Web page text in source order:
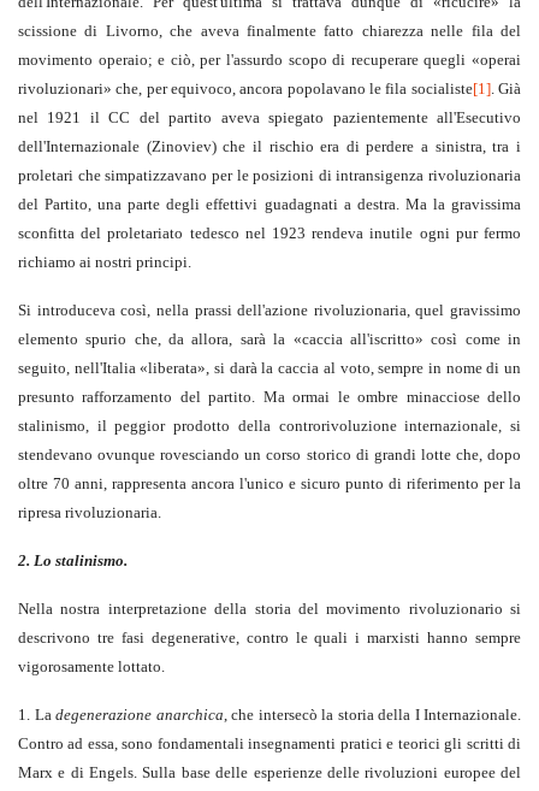
scissione di Livorno, che aveva finalmente fatto chiarezza nelle fila del
movimento operaio; e ciò, per l'assurdo scopo di recuperare quegli «operai
rivoluzionari» che, per equivoco, ancora popolavano le fila socialiste[1]. Già
nel 1921 il CC del partito aveva spiegato pazientemente all'Esecutivo
dell'Internazionale (Zinoviev) che il rischio era di perdere a sinistra, tra i
proletari che simpatizzavano per le posizioni di intransigenza rivoluzionaria
del Partito, una parte degli effettivi guadagnati a destra. Ma la gravissima
sconfitta del proletariato tedesco nel 1923 rendeva inutile ogni pur fermo
richiamo ai nostri principi.
Si introduceva così, nella prassi dell'azione rivoluzionaria, quel gravissimo
elemento spurio che, da allora, sarà la «caccia all'iscritto» così come in
seguito, nell'Italia «liberata», si darà la caccia al voto, sempre in nome di un
presunto rafforzamento del partito. Ma ormai le ombre minacciose dello
stalinismo, il peggior prodotto della controrivoluzione internazionale, si
stendevano ovunque rovesciando un corso storico di grandi lotte che, dopo
oltre 70 anni, rappresenta ancora l'unico e sicuro punto di riferimento per la
ripresa rivoluzionaria.
2. Lo stalinismo.
Nella nostra interpretazione della storia del movimento rivoluzionario si
descrivono tre fasi degenerative, contro le quali i marxisti hanno sempre
vigorosamente lottato.
1. La degenerazione anarchica, che intersecò la storia della I Internazionale.
Contro ad essa, sono fondamentali insegnamenti pratici e teorici gli scritti di
Marx e di Engels. Sulla base delle esperienze delle rivoluzioni europee del